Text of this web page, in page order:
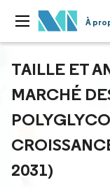
À
TAILLE ET
MARCHÉ
2031)